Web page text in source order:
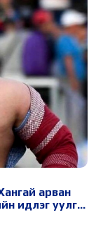
арван
идлэг уулга